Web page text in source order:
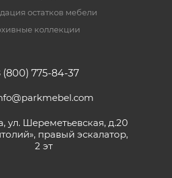
остатков мебели
коллекции
(800) 775-84-37
ул. Шереметьевская, д.20
правый эскалатор,
2 эт